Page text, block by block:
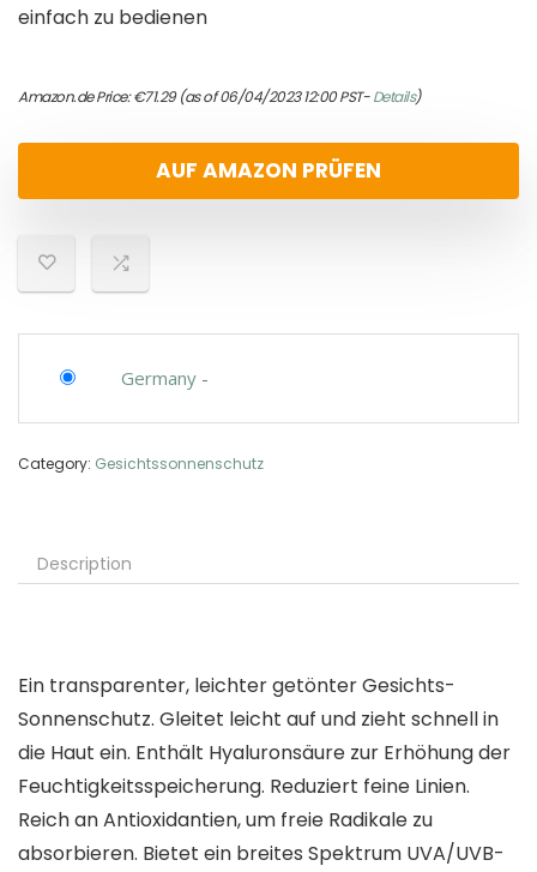
einfach zu bedienen
Amazon.de Price:€71.29(as of 06/04/2023 12:00 PST-Details)
AUF AMAZON PRÜFEN
Germany -
Category: Gesichtssonnenschutz
Description
Ein transparenter, leichter getönter Gesichts-
Sonnenschutz. Gleitet leicht auf und zieht schnell in
die Haut ein. Enthält Hyaluronsäure zur Erhöhung der
Feuchtigkeitsspeicherung. Reduziert feine Linien.
Reich an Antioxidantien, um freie Radikale zu
absorbieren. Bietet ein breites Spektrum UVA/UVB-